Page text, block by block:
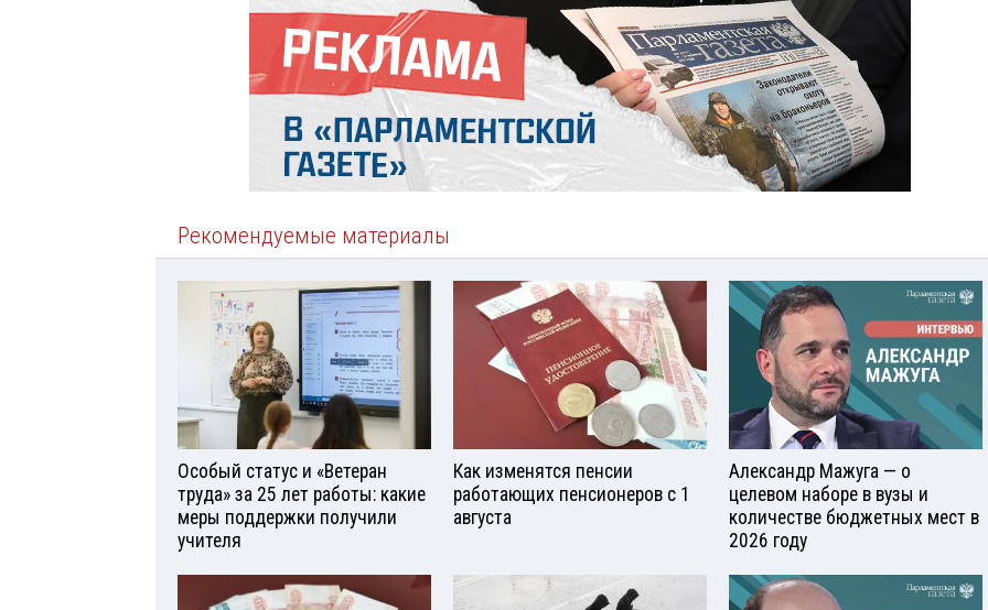
Рекомендуемые материалы
Особый статус и «Ветеран
труда» за 25 лет работы: какие
меры поддержки получили
учителя
Как изменятся пенсии
работающих пенсионеров с 1
августа
Александр Мажуга — о
целевом наборе в вузы и
количестве бюджетных мест в
2026 году